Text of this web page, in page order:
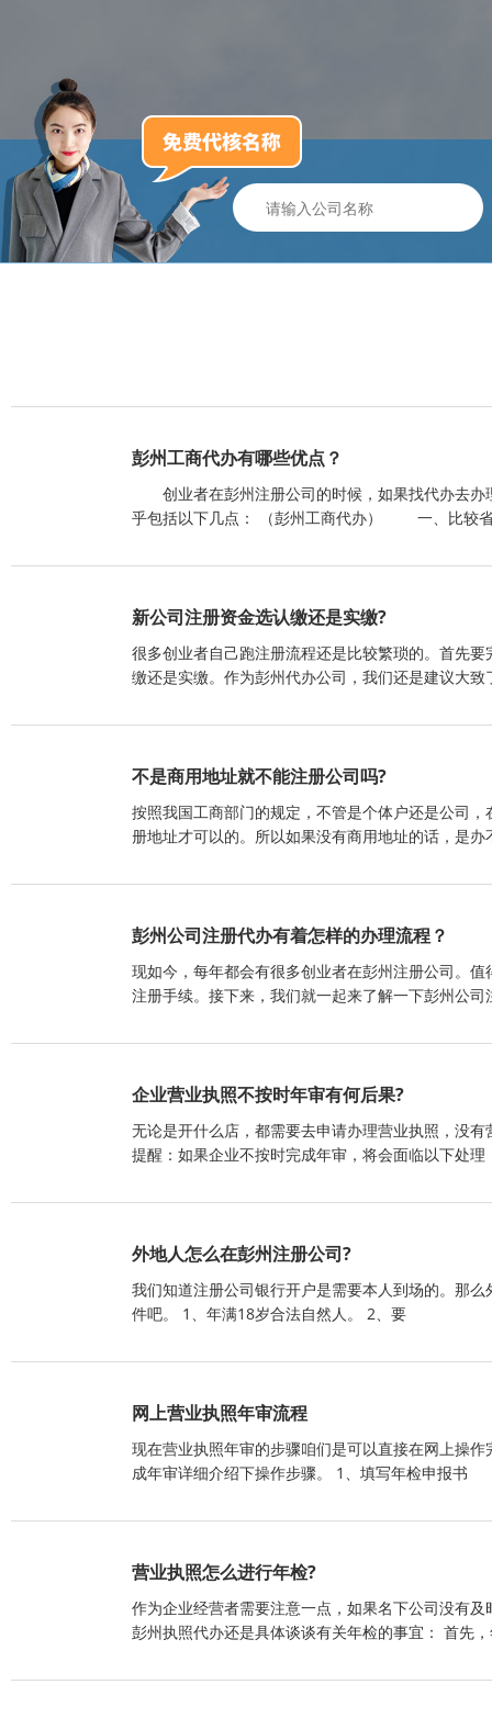
彭州工商代办有哪些优点？
创业者在彭州注册公司的时候，如果找代办去办
乎包括以下几点： （彭州工商代办） 一、比较
新公司注册资金选认缴还是实缴?
很多创业者自己跑注册流程还是比较繁琐的。首先
缴还是实缴。作为彭州代办公司，我们还是建议大
不是商用地址就不能注册公司吗?
按照我国工商部门的规定，不管是个体户还是公司
册地址才可以的。所以如果没有商用地址的话，是
彭州公司注册代办有着怎样的办理流程？
现如今，每年都会有很多创业者在彭州注册公司。
注册手续。接下来，我们就一起来了解一下彭州公
企业营业执照不按时年审有何后果?
无论是开什么店，都需要去申请办理营业执照，没
提醒：如果企业不按时完成年审，将会面临以下处理
外地人怎么在彭州注册公司?
我们知道注册公司银行开户是需要本人到场的。那
件吧。 1、年满18岁合法自然人。 2、要
网上营业执照年审流程
现在营业执照年审的步骤咱们是可以直接在网上操
成年审详细介绍下操作步骤。 1、填写年检申报书
营业执照怎么进行年检?
作为企业经营者需要注意一点，如果名下公司没有
彭州执照代办还是具体谈谈有关年检的事宜： 首先